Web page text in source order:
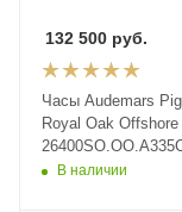
Часы Audemars
Royal Oak Offshore
В наличии
132 500 руб.